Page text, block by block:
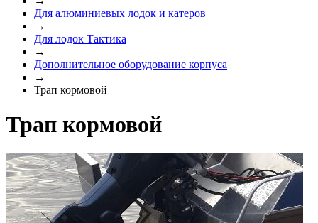
Для алюминиевых лодок и катеров
→
Для лодок Тактика
→
Дополнительное оборудование корпуса
→
Трап кормовой
Трап кормовой